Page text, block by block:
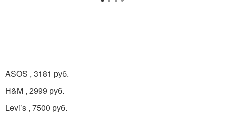
ASOS , 3181 руб.
H&M , 2999 руб.
Levi’s , 7500 руб.